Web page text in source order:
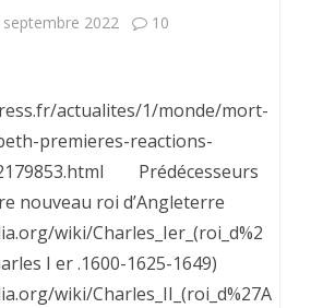
septembre 2022
10
actualites/1/monde/mort-
premieres-reactions-
Prédécesseurs
nouveau roi d’Angleterre
wiki/Charles_Ier_(roi_d%2
I er .1600-1625-1649)
wiki/Charles_II_(roi_d%27A